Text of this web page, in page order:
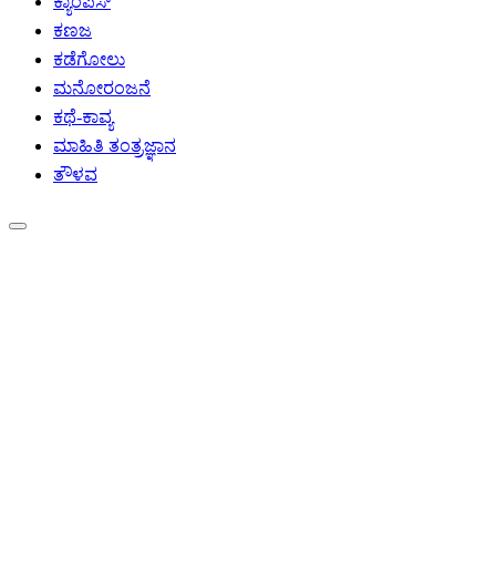
ಕಣಜ
ಕಡೆಗೋಲು
ಮನೋರಂಜನೆ
ಕಥೆ-ಕಾವ್ಯ
ಮಾಹಿತಿ ತಂತ್ರಜ್ಞಾನ
ತೌಳವ